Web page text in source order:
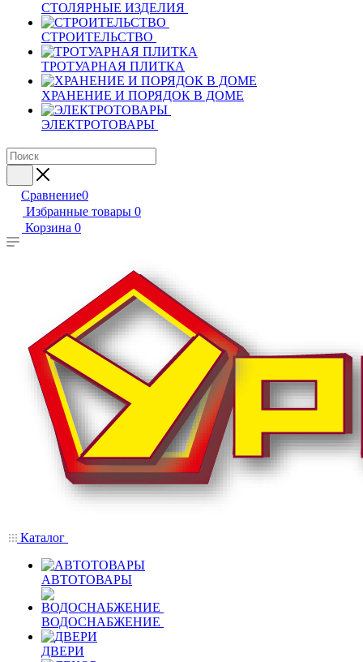
СТОЛЯРНЫЕ ИЗДЕЛИЯ
СТРОИТЕЛЬСТВО
ТРОТУАРНАЯ ПЛИТКА
ХРАНЕНИЕ И ПОРЯДОК В ДОМЕ
ЭЛЕКТРОТОВАРЫ
Сравнение0
Избранные товары 0
Корзина 0
Каталог
АВТОТОВАРЫ
ВОДОСНАБЖЕНИЕ
ДВЕРИ